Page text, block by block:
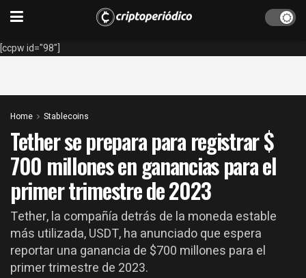
[ccpw id="98"]
Home Stablecoins
Tether se prepara para registrar $
700 millones en ganancias para el
primer trimestre de 2023
Tether, la compañía detrás de la moneda estable
más utilizada, USDT, ha anunciado que espera
reportar una ganancia de $700 millones para el
primer trimestre de 2023.